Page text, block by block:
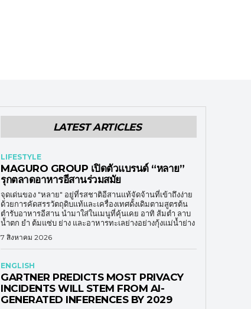
LATEST ARTICLES
LIFESTYLE
MAGURO GROUP เปิดตัวแบรนด์ “หลาย”
รุกตลาดอาหารอีสานร่วมสมัย
จุดเด่นของ "หลาย" อยู่ที่รสชาติอีสานแท้จัดจ้านที่เข้าถึงง่าย
ด้วยการคัดสรรวัตถุดิบแท้และเครื่องเทศดั้งเดิมตามสูตรต้น
ตำรับอาหารอีสาน นำมาใส่ในเมนูที่คุ้นเคย อาทิ ส้มตำ ลาบ
น้ำตก ยำ ต้มแซ่บ ย่าง และอาหารทะเลย่างอย่างกุ้งแม่น้ำย่าง
7 สิงหาคม 2026
ENGLISH
GARTNER PREDICTS MOST PRIVACY
INCIDENTS WILL STEM FROM AI-
GENERATED INFERENCES BY 2029